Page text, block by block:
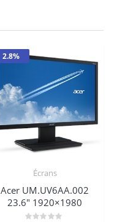
2.8%
Écrans
Acer UM.UV6AA.002
23.6″ 1920×1980